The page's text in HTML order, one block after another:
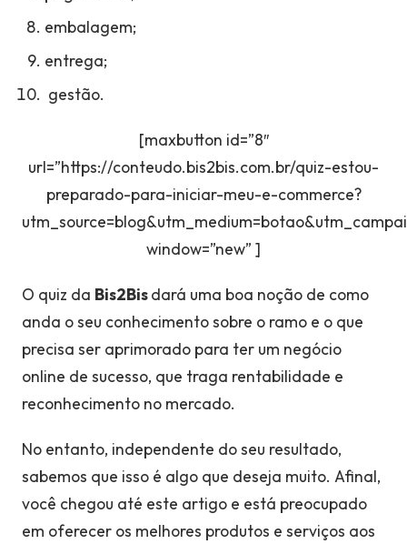
embalagem;
entrega;
gestão.
[maxbutton id=”8″
url=”https://conteudo.bis2bis.com.br/quiz-estou-
preparado-para-iniciar-meu-e-commerce?
window=”new” ]
O quiz da Bis2Bisdará uma boa noção de como
anda o seu conhecimento sobre o ramo e o que
precisa ser aprimorado para ter um negócio
online de sucesso, que traga rentabilidade e
reconhecimento no mercado.
No entanto, independente do seu resultado,
sabemos que isso é algo que deseja muito. Afinal,
você chegou até este artigo e está preocupado
em oferecer os melhores produtos e serviços aos